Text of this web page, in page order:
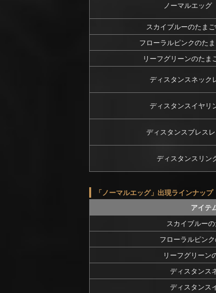
ノーマルエッグ
スカイブルーのたま
フローラルピンクのた
リーフグリーンのたま
ディスタンスネック
ディスタンスイヤリ
ディスタンスブレスレ
ディスタンスリン
「ノーマルエッグ」出現ラインナップ
アイテ
スカイブルー
フローラルピン
リーフグリーン
ディスタンス
ディスタンス